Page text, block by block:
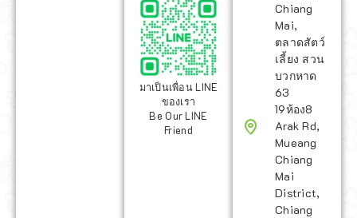
มาเป็นเพื่อน LINE
ของเรา
Be Our LINE
Friend
Chiang
Mai,
ตลาดสัตว์
เลี้ยง สวน
บวกหาด
63
19ห้อง8
Arak Rd,
Mueang
Chiang
Mai
District,
Chiang